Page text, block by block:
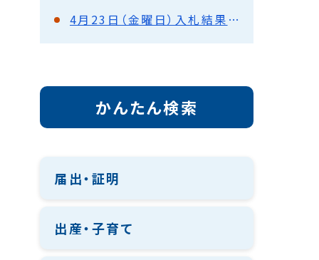
4月23日（金曜日）入札結果（都市建設部）
かんたん検索
届出・証明
出産・子育て